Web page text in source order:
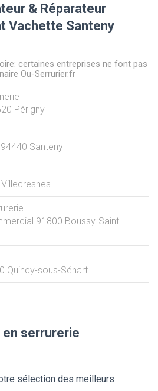
& Réparateur
Vachette Santeny
certaines entreprises ne font pas
Ou-Serrurier.fr
Périgny
94440 Santeny
Villecresnes
91800 Boussy-Saint-
Quincy-sous-Sénart
en serrurerie
sélection des meilleurs